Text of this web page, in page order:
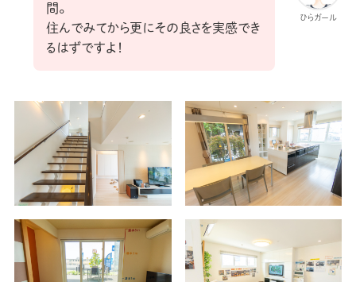
ひらガール
間。
住んでみてから更にその良さを実感でき
るはずですよ！